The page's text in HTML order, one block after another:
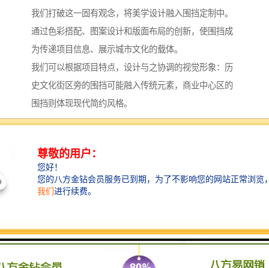
我们打破这一固有观念，将美学设计融入围挡定制中。
通过色彩搭配、图案设计和版面布局的创新，使围挡成
为传递项目信息、展示城市文化的载体。
我们可以根据项目特点，设计与之协调的视觉形象：历
史文化街区旁的围挡可能融入传统元素，商业中心区的
围挡则体现现代简约风格。
这种有意识的视觉设计不仅美化了施工环境，也提升了
示。
环保理念，践行可持续发展